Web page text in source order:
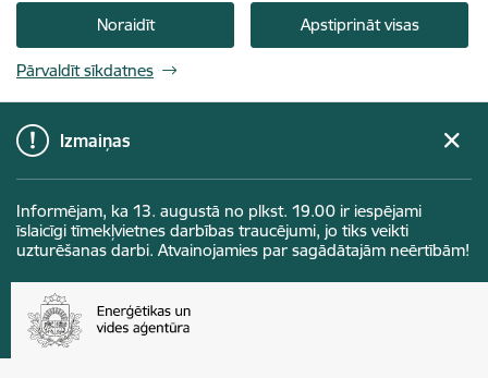
Noraidīt Apstiprināt visas
Pārvaldīt sīkdatnes
Izmaiņas
Informējam, ka 13. augustā no plkst. 19.00 ir iespējami
īslaicīgi tīmekļvietnes darbības traucējumi, jo tiks veikti
uzturēšanas darbi. Atvainojamies par sagādātajām neērtībām!